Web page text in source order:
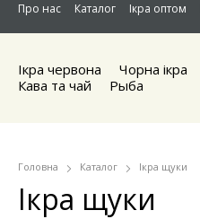
Про нас Каталог Ікра оптом
Ікра червона Чорна iкра
Кава та чай
Рыба
Головна Каталог Iкра щуки
Iкра щуки